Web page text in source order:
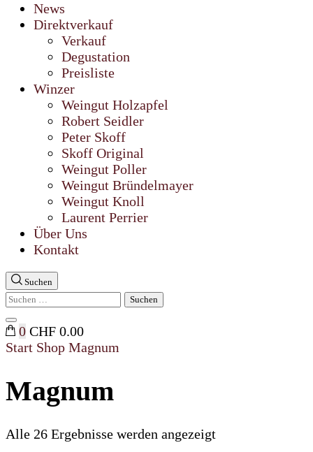
News
Direktverkauf
Verkauf
Degustation
Preisliste
Winzer
Weingut Holzapfel
Robert Seidler
Peter Skoff
Skoff Original
Weingut Poller
Weingut Bründelmayer
Weingut Knoll
Laurent Perrier
Über Uns
Kontakt
Suchen
Suchen
Suche
schließen
0 CHF 0.00
Start Shop Magnum
Magnum
Alle 26 Ergebnisse werden angezeigtNach